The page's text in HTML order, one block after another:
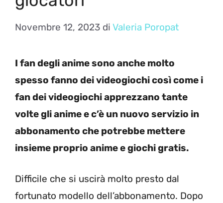
Novembre 12, 2023 di Valeria Poropat
I fan degli anime sono anche molto
spesso fanno dei videogiochi così come i
fan dei videogiochi apprezzano tante
volte gli anime e c’è un nuovo servizio in
abbonamento che potrebbe mettere
insieme proprio anime e giochi gratis.
Difficile che si uscirà molto presto dal
fortunato modello dell’abbonamento. Dopo